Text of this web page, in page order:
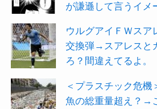
が謙遜して言うイメ
ウルグアイＦＷスア
交換弾→スアレスと
ろ？間違えてるよ。
＜プラスチック危機
魚の総重量超え？→